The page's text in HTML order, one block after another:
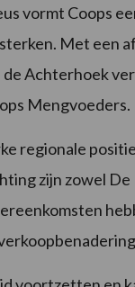
vormt Coops
Met een
de Achterhoek
regionale
zijn zowel